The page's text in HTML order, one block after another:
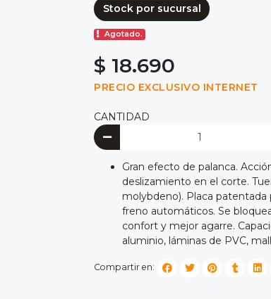
Stock por sucursal
Agotado.
$ 18.690
PRECIO EXCLUSIVO INTERNET
CANTIDAD
Gran efecto de palanca.
deslizamiento en el corte.
molybdeno). Placa
freno automáticos. Se
confort y mejor agarre.
aluminio, láminas de PVC,
Compartir en: